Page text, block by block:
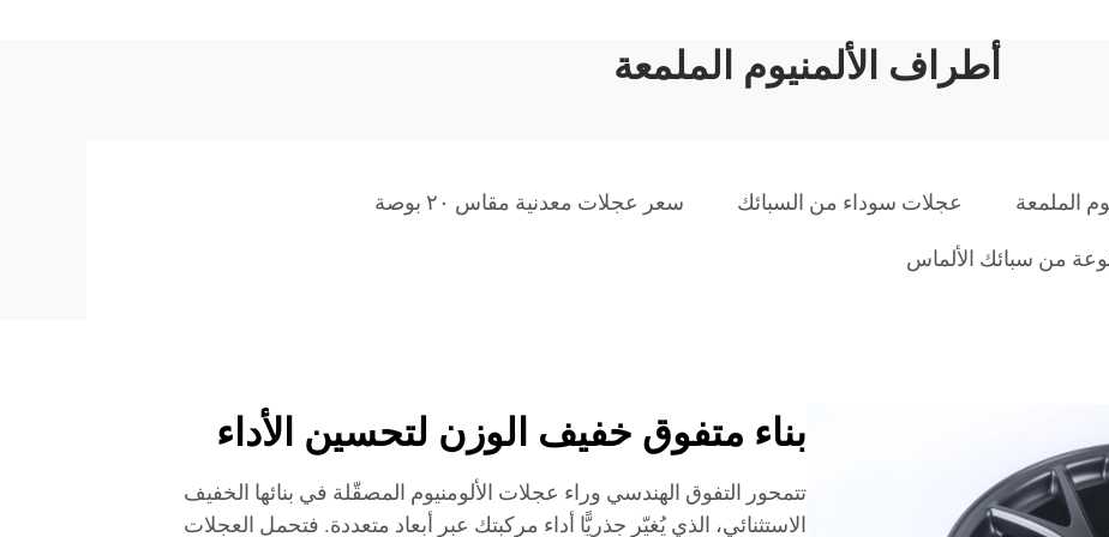
أطراف الألمنيوم الملمعة
الملمعة عجلات سوداء من السبائك سعر عجلات معدنية مقاس ٢٠ بوصة
من سبائك الألماس
بناء متفوق خفيف الوزن لتحسين الأداء
تتمحور التفوق الهندسي وراء عجلات الألومنيوم المصقّلة في بنائها الخفيف
الاستثنائي، الذي يُغيّر جذريًّا أداء مركبتك عبر أبعاد متعددة. فتحمل العجلات